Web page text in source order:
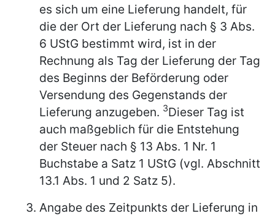
es sich um eine Lieferung handelt, für
die der Ort der Lieferung nach § 3 Abs.
6 UStG bestimmt wird, ist in der
Rechnung als Tag der Lieferung der Tag
des Beginns der Beförderung oder
Versendung des Gegenstands der
Lieferung anzugeben. 3Dieser Tag ist
auch maßgeblich für die Entstehung
der Steuer nach § 13 Abs. 1 Nr. 1
Buchstabe a Satz 1 UStG (vgl. Abschnitt
13.1 Abs. 1 und 2 Satz 5).
Angabe des Zeitpunkts der Lieferung in